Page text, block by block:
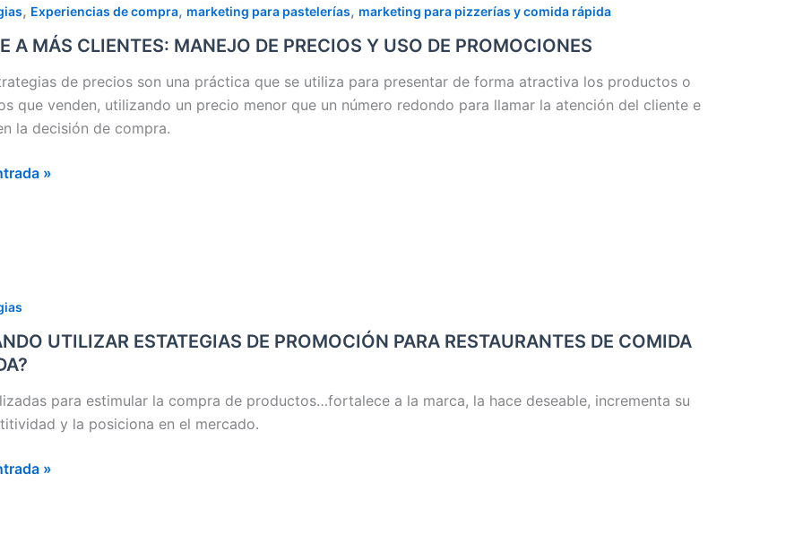
, Experiencias de compra, marketing para pastelerías, marketing para pizzerías y comida rápida
A MÁS CLIENTES: MANEJO DE PRECIOS Y USO DE PROMOCIONES
de precios son una práctica que se utiliza para presentar de forma atractiva los productos o
que venden, utilizando un precio menor que un número redondo para llamar la atención del cliente e
la decisión de compra.
»
UTILIZAR ESTATEGIAS DE PROMOCIÓN PARA RESTAURANTES DE COMIDA
para estimular la compra de productos…fortalece a la marca, la hace deseable, incrementa su
y la posiciona en el mercado.
»